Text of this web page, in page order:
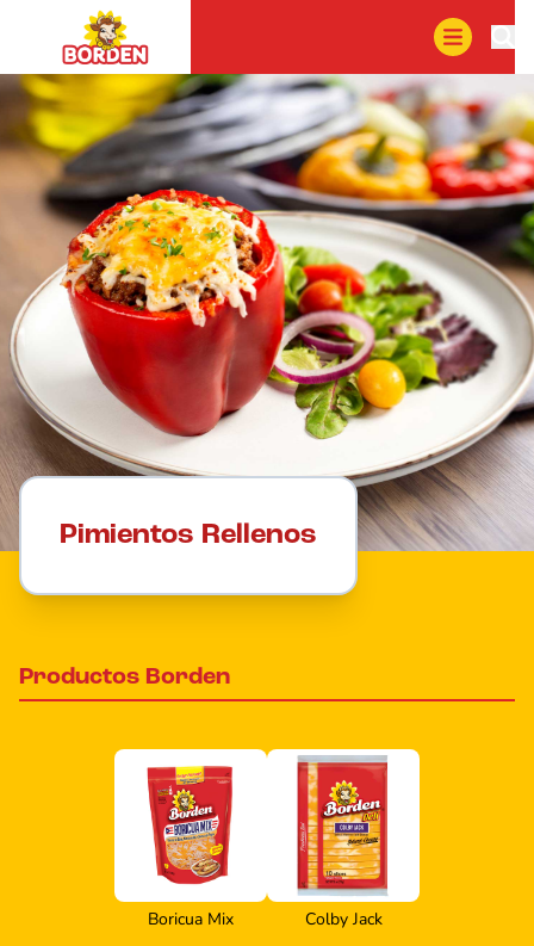
Pimientos Rellenos
Productos Borden
Boricua Mix Colby Jack